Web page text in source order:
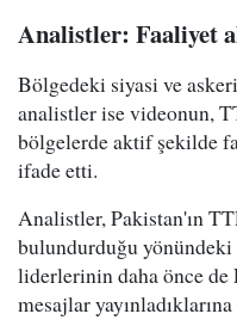
Analistler: Faaliyet
Bölgedeki siyasi ve
analistler ise videonun,
bölgelerde aktif şekilde
ifade etti.
Analistler, Pakistan'ın
bulundurduğu yönündeki
liderlerinin daha önce de
mesajlar